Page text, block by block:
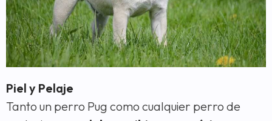
Piel y Pelaje
Tanto un perro Pug como cualquier perro de